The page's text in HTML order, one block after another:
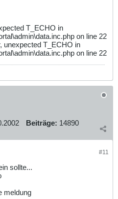
T_ECHO in
on line 22
unexpected T_ECHO in
on line 22
Beiträge: 14890
#11
sollte...
meldung